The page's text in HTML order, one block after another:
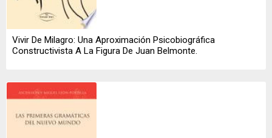
Vivir De Milagro: Una Aproximación Psicobiográfica
Constructivista A La Figura De Juan Belmonte.